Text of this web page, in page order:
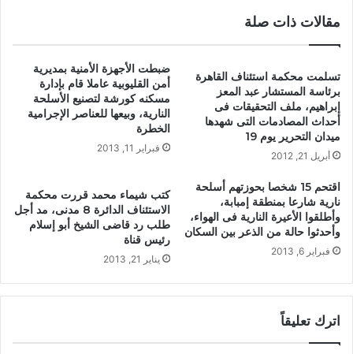
مقالات ذات صلة
تسلمت محكمة استئناف القاهرة
برئاسة المستشار عبد المعز
إبراهيم، ملف التحقيقات فى
أحداث المصادمات التى شهدها
ميدان التحرير يوم 19
أبريل 21, 2012
ضبطت الأجهزة الأمنية بمديرية
أمن القليوبية عاملا قام بإدارة
مسكنه كورشة لتصنيع الأسلحة
النارية، وبيعها للعناصر الإجرامية
الخطرة
فبراير 11, 2013
اقتحم 15 شخصا بحوزتهم أسلحة
نارية شارعا بمنطقة إمبابة،
وأطلقوا الأعيرة النارية فى الهواء،
وأحدثوا حالة من الذعر بين السكان
فبراير 6, 2013
كتب شيماء محمد قررت محكمة
الاستئناف الدائرة 8 مدنى، مد أجل
طلب رد قاضى الشيخ أبو إسلام
رئيس قناة
يناير 21, 2013
اترك تعليقاً